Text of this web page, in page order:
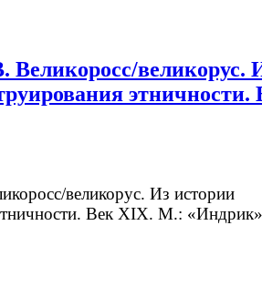
великорус.
этничности.
великорус. Из истории
Век XIX. М.: